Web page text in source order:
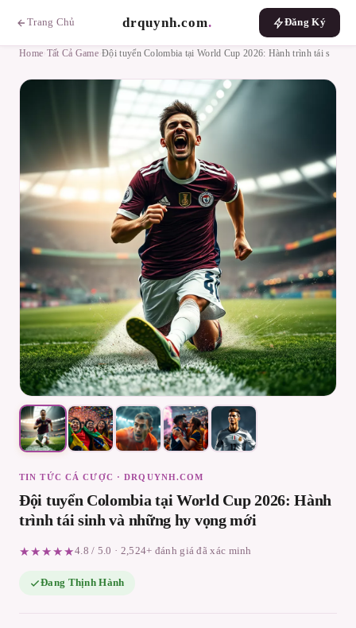
Trang Chủ drquynh.com. Đăng Ký
Home Tất Cả Game›Đội tuyển Colombia tại World Cup 2026: Hành trình tái s
TIN TỨC CÁ CƯỢC · DRQUYNH.COM
Đội tuyển Colombia tại World Cup 2026: Hành
trình tái sinh và những hy vọng mới
★★★★★4.8 / 5.0 · 2,524+ đánh giá đã xác minh
Đang Thịnh Hành